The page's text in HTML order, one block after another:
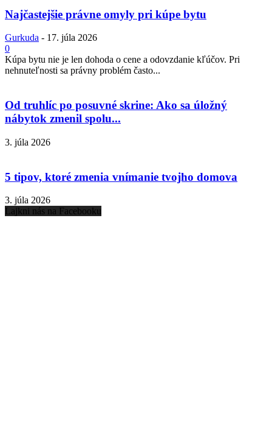
Najčastejšie právne omyly pri kúpe bytu
Gurkuda - 17. júla 2026
0
Kúpa bytu nie je len dohoda o cene a odovzdanie kľúčov. Pri
nehnuteľnosti sa právny problém často...
Od truhlíc po posuvné skrine: Ako sa úložný
nábytok zmenil spolu...
3. júla 2026
5 tipov, ktoré zmenia vnímanie tvojho domova
3. júla 2026
Lajkni nás na Facebooku